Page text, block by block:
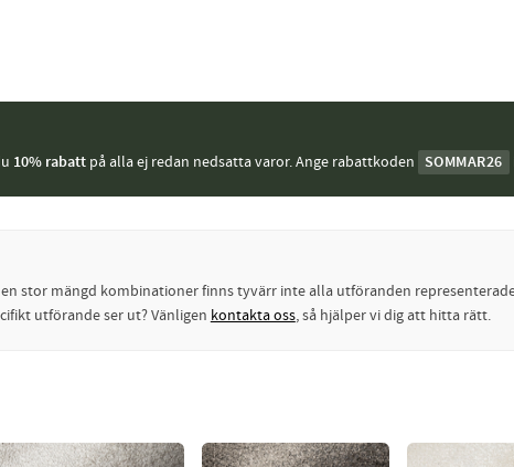
10% rabattpå alla ej redan nedsatta varor. Ange rabattkoden SOMMAR26
stor mängd kombinationer finns tyvärr inte alla utföranden
utförande ser ut? Vänligen kontakta oss, så hjälper vi dig att hitta rätt.